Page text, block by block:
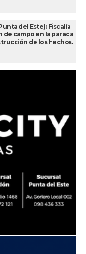
del Este): Fiscalía
campo en la parada
de los hechos.